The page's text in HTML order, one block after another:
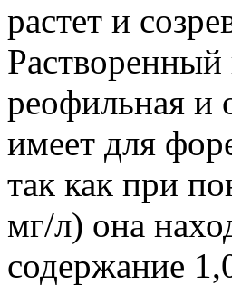
растет и
реофильная и
имеет для
так как при
мг/л) она
содержание